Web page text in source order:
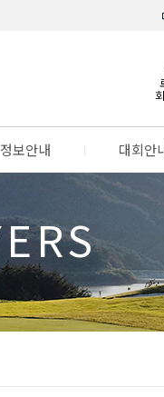
정보안내 대회안